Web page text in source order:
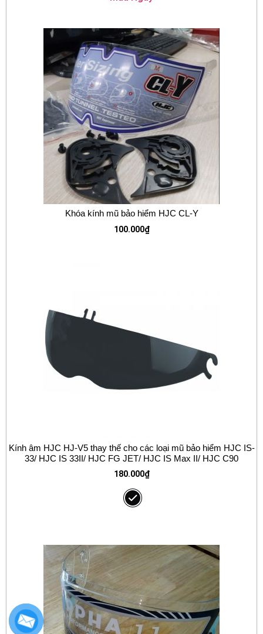
Khóa kính mũ bảo hiểm HJC CL-Y
100.000₫
Kính âm HJC HJ-V5 thay thế cho các loại mũ bảo hiểm HJC IS-
33/ HJC IS 33II/ HJC FG JET/ HJC IS Max II/ HJC C90
180.000₫